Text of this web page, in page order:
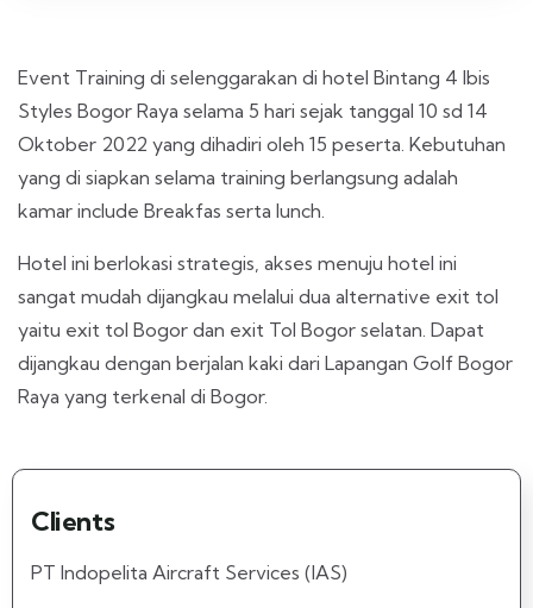
Event Training di selenggarakan di hotel Bintang 4 Ibis
Styles Bogor Raya selama 5 hari sejak tanggal 10 sd 14
Oktober 2022 yang dihadiri oleh 15 peserta. Kebutuhan
yang di siapkan selama training berlangsung adalah
kamar include Breakfas serta lunch.
Hotel ini berlokasi strategis, akses menuju hotel ini
sangat mudah dijangkau melalui dua alternative exit tol
yaitu exit tol Bogor dan exit Tol Bogor selatan. Dapat
dijangkau dengan berjalan kaki dari Lapangan Golf Bogor
Raya yang terkenal di Bogor.
Clients
PT Indopelita Aircraft Services (IAS)